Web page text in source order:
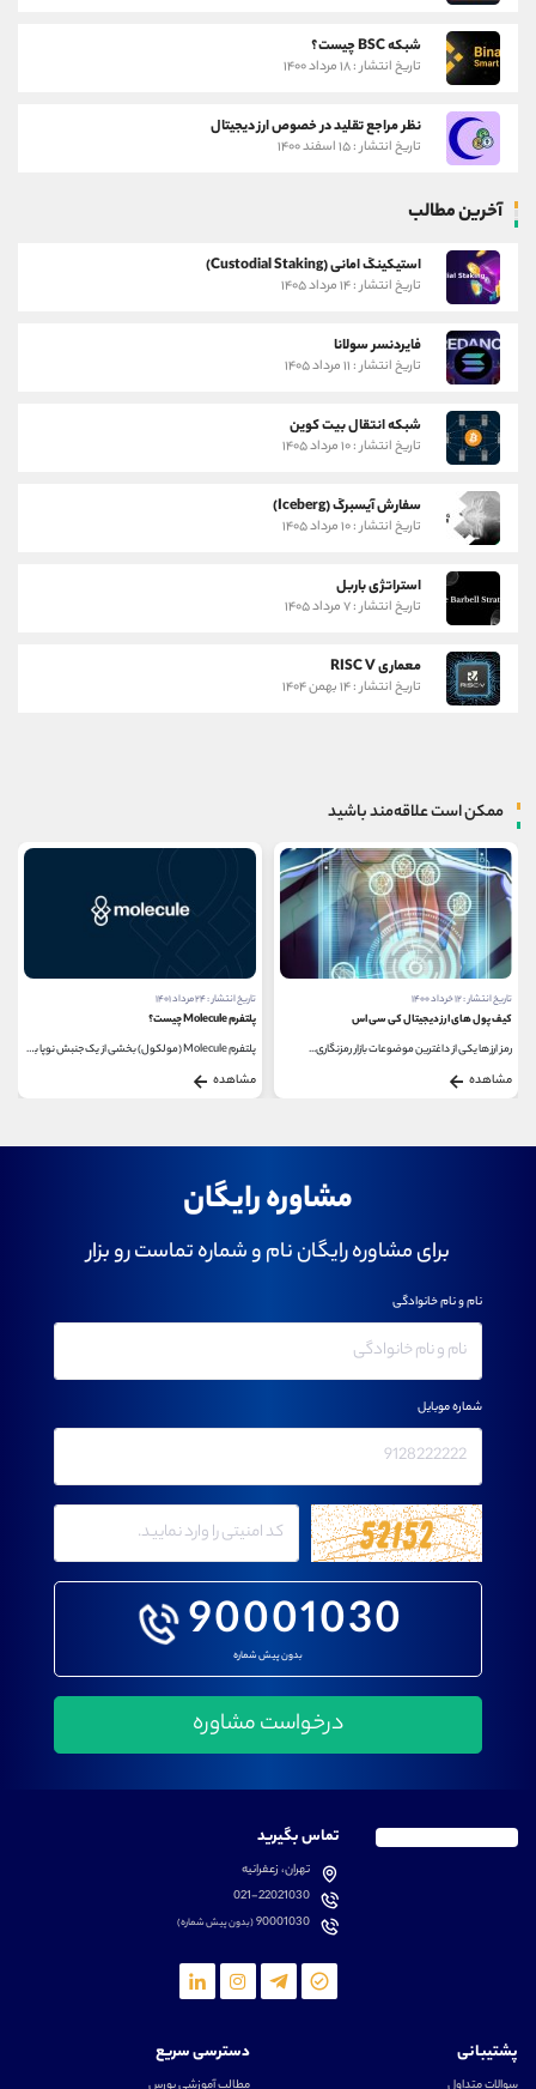
شبکه BSC چیست؟
تاریخ انتشار : ۱۸ مرداد ۱۴۰۰
نظر مراجع تقلید در خصوص ارز دیجیتال
تاریخ انتشار : ۱۵ اسفند ۱۴۰۰
آخرین مطالب
استیکینگ امانی (Custodial Staking)
تاریخ انتشار : ۱۴ مرداد ۱۴۰۵
فایردنسر سولانا
تاریخ انتشار : ۱۱ مرداد ۱۴۰۵
شبکه انتقال بیت کوین
تاریخ انتشار : ۱۰ مرداد ۱۴۰۵
سفارش آیسبرگ (Iceberg)
تاریخ انتشار : ۱۰ مرداد ۱۴۰۵
استراتژی باربل
تاریخ انتشار : ۷ مرداد ۱۴۰۵
معماری RISC V
تاریخ انتشار : ۱۴ بهمن ۱۴۰۴
ممکن است علاقه‌مند باشید
تاریخ انتشار : ۱۲ خرداد ۱۴۰۰
کیف پول های ارز دیجیتال کی سی اس
رمز ارز ها یکی از داغترین موضوعات بازار رمزنگاری...
مشاهده
تاریخ انتشار : ۲۴ مرداد ۱۴۰۱
پلتفرم Molecule چیست؟
پلتفرم Molecule (مولکول) بخشی از یک جنبش نوپا به نام...
مشاهده
مشاوره رایگان
برای مشاوره رایگان نام و شماره تماست رو بزار
90001030
بدون پیش شماره
نام و نام خانوادگی
شماره موبایل
تماس بگیرید
تهران، زعفرانیه
021-22021030
90001030(بدون پیش شماره)
پشتیبانی دسترسی سریع